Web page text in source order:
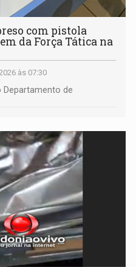
com pistola
da Força Tática na
às 07:30
de